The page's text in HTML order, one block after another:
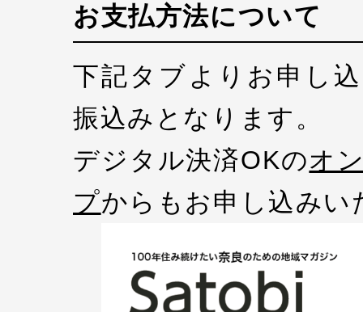
お支払方法について
下記タブよりお申し
振込みとなります。
デジタル決済OKのオ
プからもお申し込みい